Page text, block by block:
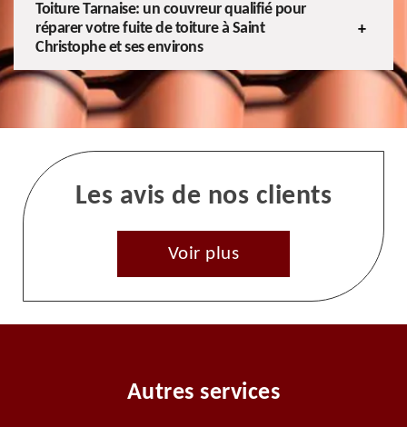
Toiture Tarnaise: un couvreur qualifié pour
réparer votre fuite de toiture à Saint
Christophe et ses environs
Les avis de nos clients
Voir plus
Autres services